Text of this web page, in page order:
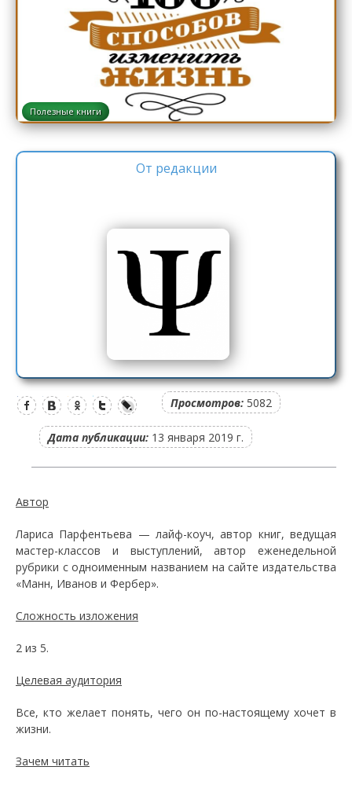
Полезные книги
От редакции
Просмотров: 5082
Дата публикации: 13 января 2019 г.
Автор
Лариса Парфентьева — лайф-коуч, автор книг, ведущая
мастер-классов и выступлений, автор еженедельной
рубрики с одноименным названием на сайте издательства
«Манн, Иванов и Фербер».
Сложность изложения
2 из 5.
Целевая аудитория
Все, кто желает понять, чего он по-настоящему хочет в
жизни.
Зачем читать